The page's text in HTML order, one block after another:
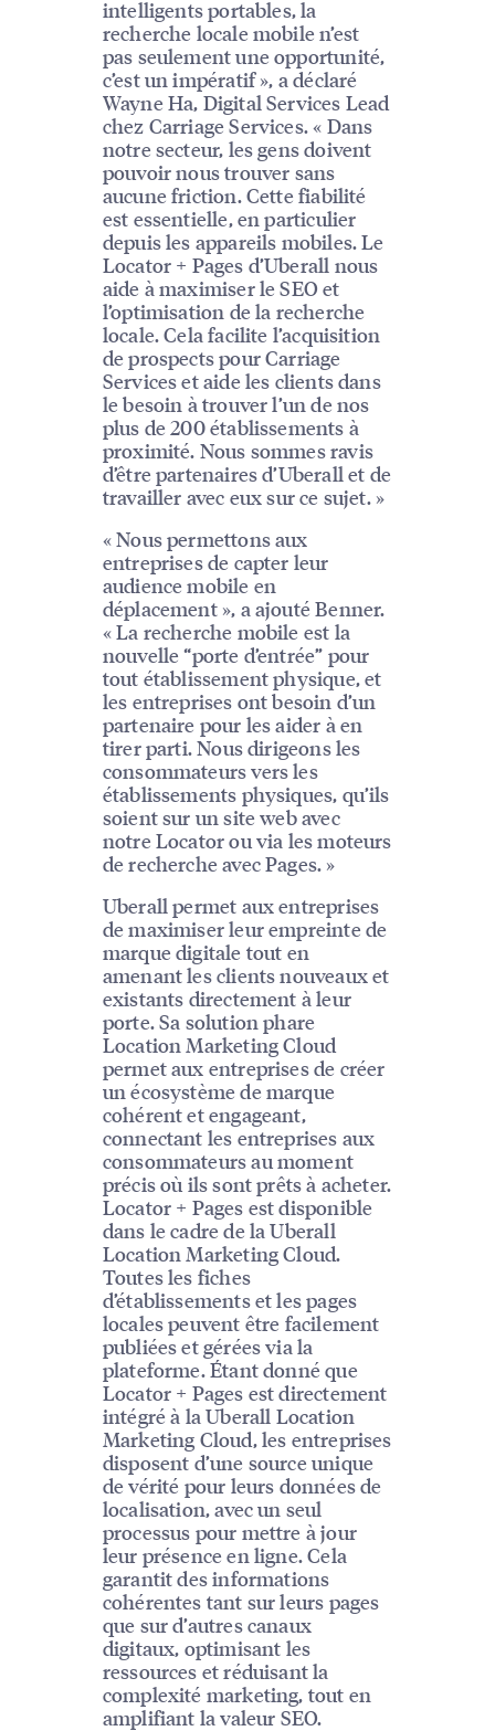
intelligents portables, la
recherche locale mobile n’est
pas seulement une opportunité,
c’est un impératif », a déclaré
Wayne Ha, Digital Services Lead
chez Carriage Services. « Dans
notre secteur, les gens doivent
pouvoir nous trouver sans
aucune friction. Cette fiabilité
est essentielle, en particulier
depuis les appareils mobiles. Le
Locator + Pages d’Uberall nous
aide à maximiser le SEO et
l’optimisation de la recherche
locale. Cela facilite l’acquisition
de prospects pour Carriage
Services et aide les clients dans
le besoin à trouver l’un de nos
plus de 200 établissements à
proximité. Nous sommes ravis
d’être partenaires d’Uberall et de
travailler avec eux sur ce sujet. »
« Nous permettons aux
entreprises de capter leur
audience mobile en
déplacement », a ajouté Benner.
« La recherche mobile est la
nouvelle “porte d’entrée” pour
tout établissement physique, et
les entreprises ont besoin d’un
partenaire pour les aider à en
tirer parti. Nous dirigeons les
consommateurs vers les
établissements physiques, qu’ils
soient sur un site web avec
notre Locator ou via les moteurs
de recherche avec Pages. »
Uberall permet aux entreprises
de maximiser leur empreinte de
marque digitale tout en
amenant les clients nouveaux et
existants directement à leur
porte. Sa solution phare
Location Marketing Cloud
permet aux entreprises de créer
un écosystème de marque
cohérent et engageant,
connectant les entreprises aux
consommateurs au moment
précis où ils sont prêts à acheter.
Locator + Pages est disponible
dans le cadre de la Uberall
Location Marketing Cloud.
Toutes les fiches
d’établissements et les pages
locales peuvent être facilement
publiées et gérées via la
plateforme. Étant donné que
Locator + Pages est directement
intégré à la Uberall Location
Marketing Cloud, les entreprises
disposent d’une source unique
de vérité pour leurs données de
localisation, avec un seul
processus pour mettre à jour
leur présence en ligne. Cela
garantit des informations
cohérentes tant sur leurs pages
que sur d’autres canaux
digitaux, optimisant les
ressources et réduisant la
complexité marketing, tout en
amplifiant la valeur SEO.